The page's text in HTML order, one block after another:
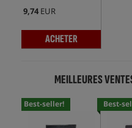
9,74 EUR
ACHETER
MEILLEURES
Best-seller! Best-